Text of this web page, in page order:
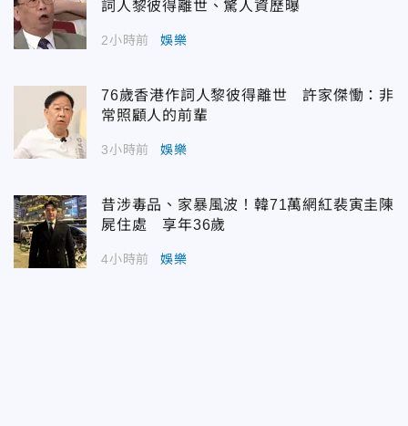
詞人黎彼得離世、驚人資歷曝
2小時前 娛樂
76歲香港作詞人黎彼得離世 許家傑慟：非
常照顧人的前輩
3小時前 娛樂
昔涉毒品、家暴風波！韓71萬網紅裴寅圭陳
屍住處 享年36歲
4小時前 娛樂